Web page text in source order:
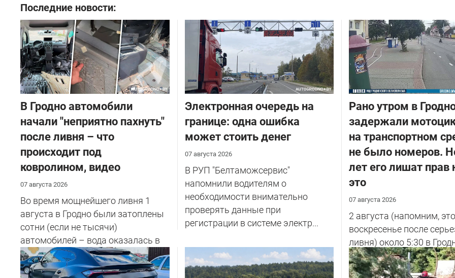
Последние новости:
В Гродно автомобили
начали "неприятно пахнуть"
после ливня – что
происходит под
ковролином, видео
07 августа 2026
Во время мощнейшего ливня 1
августа в Гродно были затоплены
сотни (если не тысячи)
автомобилей – вода оказалась в
салоне...
Электронная очередь на
границе: одна ошибка
может стоить денег
07 августа 2026
В РУП "Белтаможсервис"
напомнили водителям о
необходимости внимательно
проверять данные при
регистрации в системе электр...
Рано утром в
задержали
на транспортном
не было номеров.
лет его лишат прав
это
07 августа 2026
2 августа (напомним,
воскресенье после
ливня) около 5:30 в
улице Советских
у...